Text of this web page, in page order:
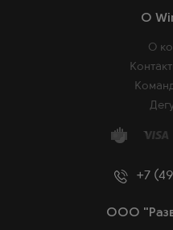
+7
ООО
O
О